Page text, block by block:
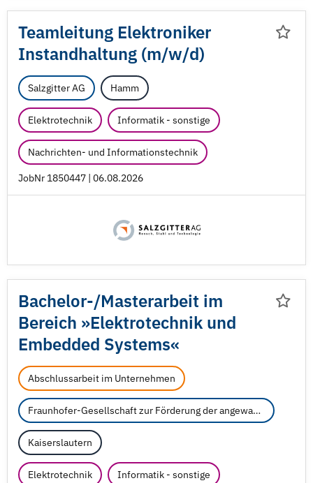
Teamleitung Elektroniker
Instandhaltung (m/w/d)
Salzgitter AG Hamm
Elektrotechnik Informatik - sonstige
Nachrichten- und Informationstechnik
JobNr 1850447 | 06.08.2026
Bachelor-/Masterarbeit im
Bereich »Elektrotechnik und
Embedded Systems«
Abschlussarbeit im Unternehmen
Fraunhofer-Gesellschaft zur Förderung der angewandten Forschung e.V.
Kaiserslautern
Elektrotechnik Informatik - sonstige